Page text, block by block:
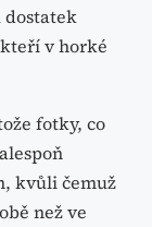
dostatek
v horké
fotky, co
kvůli čemuž
než ve